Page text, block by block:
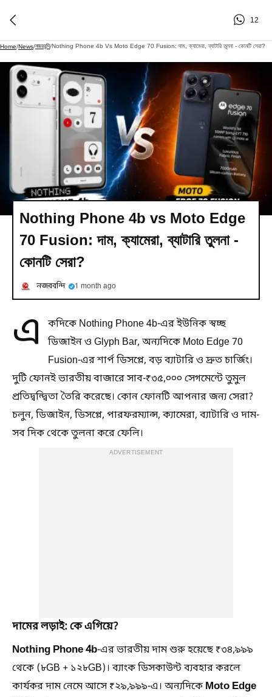
12
Home/News/নজরবন্দি/Nothing Phone 4b Vs Moto Edge 70 Fusion: দাম, ক্যামেরা, ব্যাটারি তুলনা - কোনটি সেরা?
Nothing Phone 4b vs Moto Edge
70 Fusion: দাম, ক্যামেরা, ব্যাটারি তুলনা -
কোনটি সেরা?
নজরবন্দি 1 month ago
এ
কদিকে Nothing Phone 4b-এর ইউনিক স্বচ্ছ
ডিজাইন ও Glyph Bar, অন্যদিকে Moto Edge 70
Fusion-এর শার্প ডিসপ্লে, বড় ব্যাটারি ও দ্রুত চার্জিং।
দুটি ফোনই ভারতীয় বাজারে সাব-₹৩৫,০০০ সেগমেন্টে তুমুল
প্রতিদ্বন্দ্বিতা তৈরি করেছে। কোন ফোনটি আপনার জন্য সেরা?
চলুন, ডিজাইন, ডিসপ্লে, পারফরম্যান্স, ক্যামেরা, ব্যাটারি ও দাম-
সব দিক থেকে তুলনা করে ফেলি।
ADVERTISEMENT
দামের লড়াই: কে এগিয়ে?
Nothing Phone 4b-এর ভারতীয় দাম শুরু হয়েছে ₹৩৪,৯৯৯
থেকে (৮GB + ১২৮GB)। ব্যাংক ডিসকাউন্ট ব্যবহার করলে
কার্যকর দাম নেমে আসে ₹২৯,৯৯৯-এ। অন্যদিকে Moto Edge